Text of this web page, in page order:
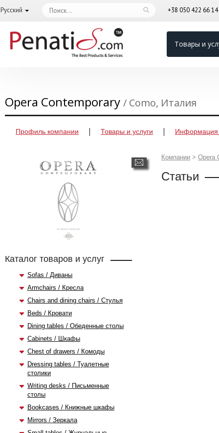
Русский +38 050 422 66 14
Товары и
Opera Contemporary / Como, Италия
Профиль компании Товары и услуги Информация
Каталог товаров и услуг
Sofas / Диваны
Armchairs / Кресла
Chairs and dining chairs / Стулья
Beds / Кровати
Dining tables / Обеденные столы
Cabinets / Шкафы
Chest of drawers / Комоды
Dressing tables / Туалетные
столики
Writing desks / Письменные
столы
Bookcases / Книжные шкафы
Mirrors / Зеркала
Компании > Opera
Статьи